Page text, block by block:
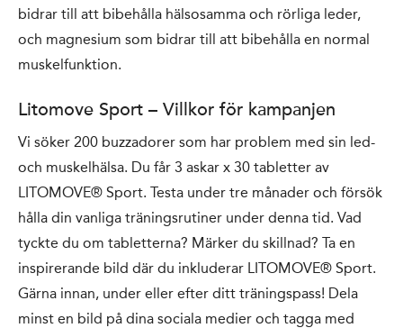
bidrar till att bibehålla hälsosamma och rörliga leder,
och magnesium som bidrar till att bibehålla en normal
muskelfunktion.
Litomove Sport – Villkor för kampanjen
Vi söker 200 buzzadorer som har problem med sin led-
och muskelhälsa. Du får 3 askar x 30 tabletter av
LITOMOVE® Sport. Testa under tre månader och försök
hålla din vanliga träningsrutiner under denna tid. Vad
tyckte du om tabletterna? Märker du skillnad? Ta en
inspirerande bild där du inkluderar LITOMOVE® Sport.
Gärna innan, under eller efter ditt träningspass! Dela
minst en bild på dina sociala medier och tagga med